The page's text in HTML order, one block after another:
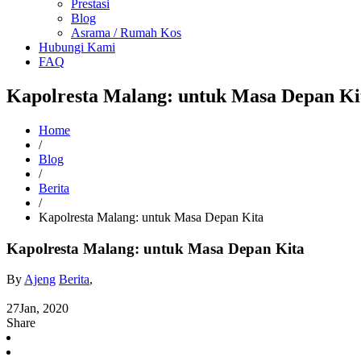
Prestasi
Blog
Asrama / Rumah Kos
Hubungi Kami
FAQ
Kapolresta Malang: untuk Masa Depan
Home
/
Blog
/
Berita
/
Kapolresta Malang: untuk Masa Depan Kita
Kapolresta Malang: untuk Masa Depan Kita
By Ajeng Berita,
27Jan, 2020
Share